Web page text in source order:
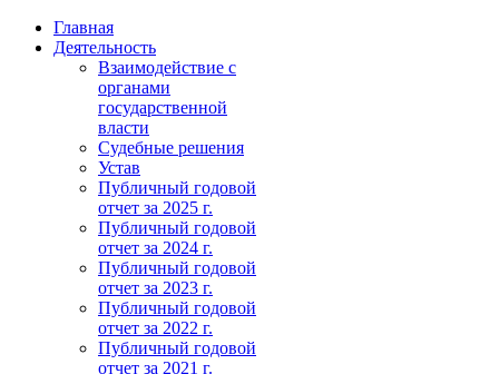
Главная
Деятельность
Взаимодействие с
органами
государственной
власти
Судебные решения
Устав
Публичный годовой
отчет за 2025 г.
Публичный годовой
отчет за 2024 г.
Публичный годовой
отчет за 2023 г.
Публичный годовой
отчет за 2022 г.
Публичный годовой
отчет за 2021 г.